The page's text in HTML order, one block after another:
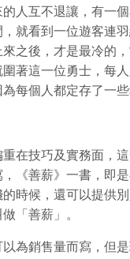
人互不退讓，有一
就看到一位遊客連
之後，才是最冷的
著這一位勇士，每
每個人都定存了一些
在技巧及實務面，
《善薪》一書，即
時候，還可以提供
「善薪」。
為銷售量而寫，但